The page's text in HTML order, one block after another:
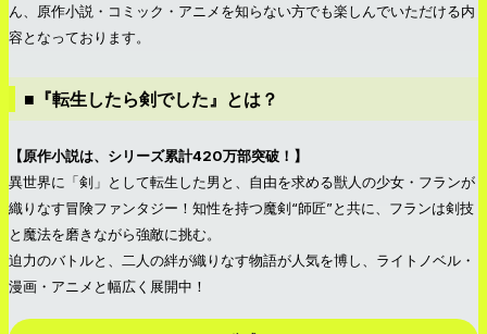
ん、原作小説・コミック・アニメを知らない方でも楽しんでいただける内
容となっております。
■『転生したら剣でした』とは？
【原作小説は、シリーズ累計420万部突破！】
異世界に「剣」として転生した男と、自由を求める獣人の少女・フランが
織りなす冒険ファンタジー！知性を持つ魔剣“師匠”と共に、フランは剣技
と魔法を磨きながら強敵に挑む。
迫力のバトルと、二人の絆が織りなす物語が人気を博し、ライトノベル・
漫画・アニメと幅広く展開中！